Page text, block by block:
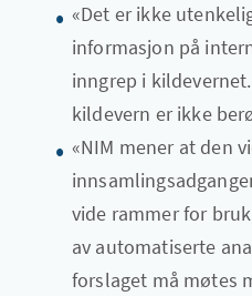
«Det er ikke
informasjon på
inngrep i
kildevern er ikke
«NIM mener at den
vide rammer for
av automatiserte
forslaget må møtes